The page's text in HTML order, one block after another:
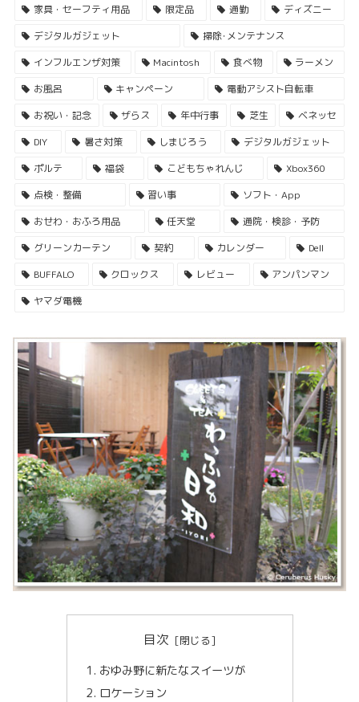
家具・セーフティ用品
限定品 通勤
ディズニー
デジタルガジェット
掃除･メンテナンス
インフルエンザ対策
Macintosh 食べ物
ラーメン
お風呂
キャンペーン
電動アシスト自転車
お祝い・記念
ザらス 年中行事 芝生
ベネッセ
DIY
暑さ対策 しまじろう
デジタルガジェット
ポルテ
福袋 こどもちゃれんじ
Xbox360
点検・整備
習い事
ソフト・App
おせわ・おふろ用品
任天堂
通院・検診・予防
グリーンカーテン
契約 カレンダー
Dell
BUFFALO
クロックス レビュー
アンパンマン
ヤマダ電機
目次
おゆみ野に新たなスイーツが
ロケーション